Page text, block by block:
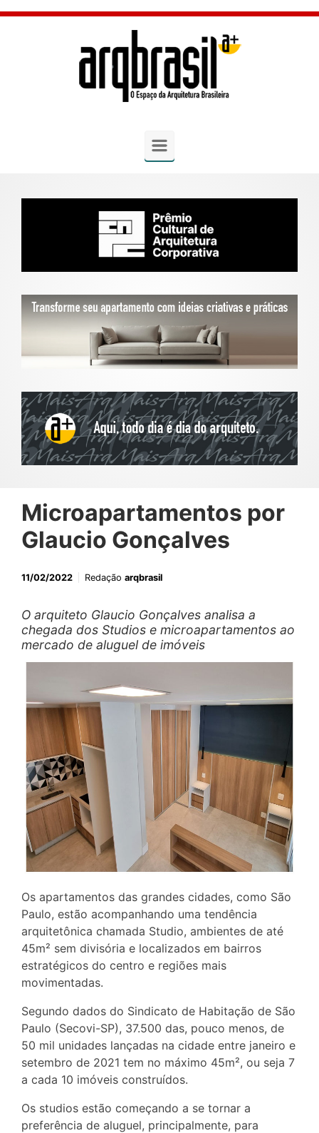
Skip to main content
Microapartamentos por
Glaucio Gonçalves
11/02/2022 Redação arqbrasil
O arquiteto Glaucio Gonçalves analisa a
chegada dos Studios e microapartamentos ao
mercado de aluguel de imóveis
Os apartamentos das grandes cidades, como São
Paulo, estão acompanhando uma tendência
arquitetônica chamada Studio, ambientes de até
45m² sem divisória e localizados em bairros
estratégicos do centro e regiões mais
movimentadas.
Segundo dados do Sindicato de Habitação de São
Paulo (Secovi-SP), 37.500 das, pouco menos, de
50 mil unidades lançadas na cidade entre janeiro e
setembro de 2021 tem no máximo 45m², ou seja 7
a cada 10 imóveis construídos.
Os studios estão começando a se tornar a
preferência de aluguel, principalmente, para